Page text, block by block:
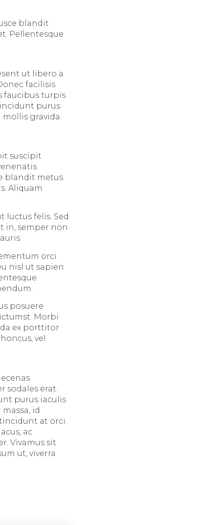
blandit
Pellentesque
ut libero a
facilisis
faucibus turpis
purus
gravida.
suscipit
blandit metus
Aliquam
luctus felis. Sed
in, semper non
orci.
nisl ut sapien
posuere
Morbi
ex porttitor
vel
sodales erat.
purus iaculis
id
at orci.
ac
Vivamus sit
ut, viverra